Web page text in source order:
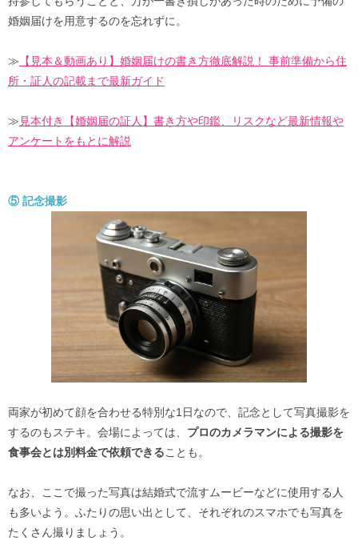
婚姻届けを用意するのを忘れずに。
≫ 【見本＆動画あり】婚姻届けの書き方徹底解説！ 事前準備から住
所・証人の記載まで最新ガイド
≫ 見本付き【婚姻届の証人】書き方や印鑑、リスクなど最新情報や
アンケートをもとに解説
⑤ 記念撮影
両家が初めて顔を合わせる特別な1日なので、記念として写真撮影を
するのもステキ。会場によっては、 プロのカメラマンによる撮影を
食事会とは別料金で依頼できることも。
なお、ここで撮った写真は結婚式で流すムービーなどに使用する人
も多いよう。ふたりの思い出として、それぞれのスマホでも写真を
たくさん撮りましょう。